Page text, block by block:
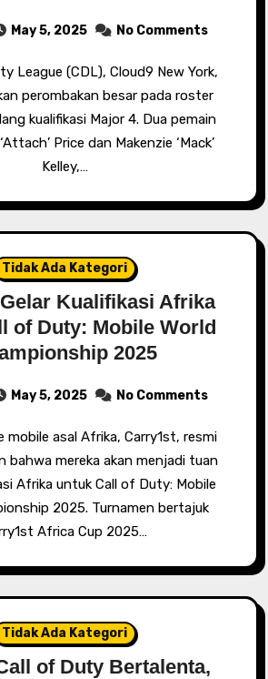
May 5, 2025 No Comments
perombakan besar pada roster
kualifikasi Major 4. Dua pemain
Price dan Makenzie ‘Mack’
Kelley,…
Tidak Ada Kategori
Kualifikasi Afrika
of Duty: Mobile World
2025
May 5, 2025 No Comments
bahwa mereka akan menjadi tuan
Afrika untuk Call of Duty: Mobile
2025. Turnamen bertajuk
Africa Cup 2025…
Tidak Ada Kategori
of Duty Bertalenta,